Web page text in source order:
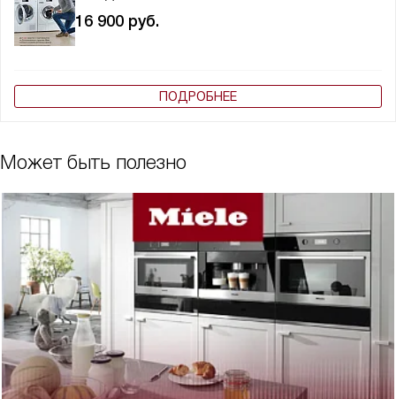
16 900 руб.
ПОДРОБНЕЕ
Может быть полезно